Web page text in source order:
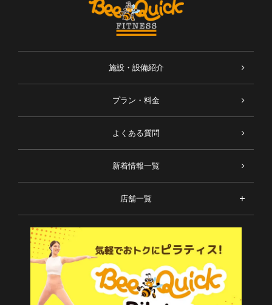
施設・設備紹介
プラン・料金
よくある質問
新着情報一覧
店舗一覧